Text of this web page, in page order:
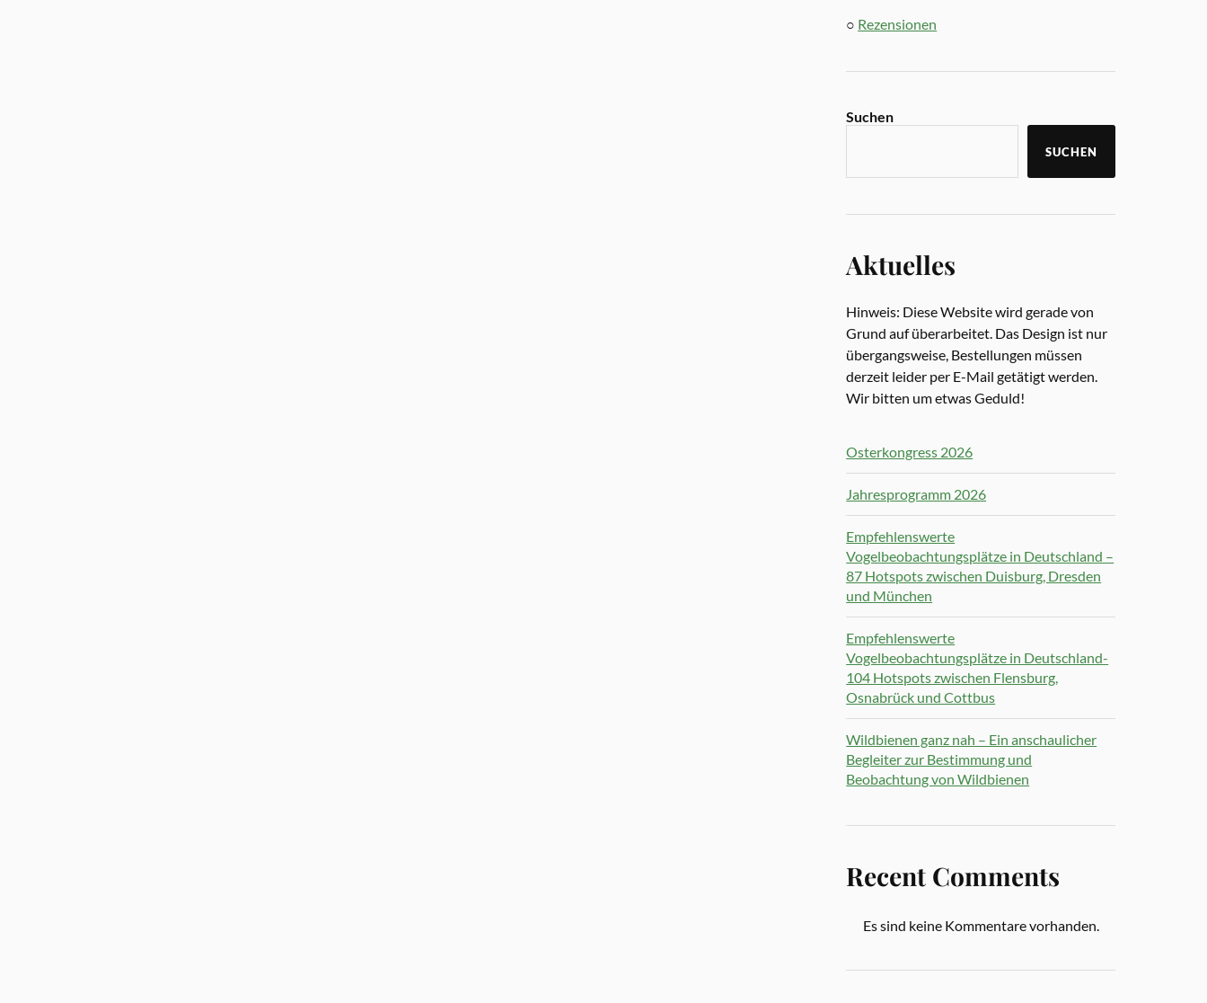
○ Rezensionen
Suchen
SUCHEN
Aktuelles
Hinweis: Diese Website wird gerade von
Grund auf überarbeitet. Das Design ist nur
übergangsweise, Bestellungen müssen
derzeit leider per E-Mail getätigt werden.
Wir bitten um etwas Geduld!
Osterkongress 2026
Jahresprogramm 2026
Empfehlenswerte
Vogelbeobachtungsplätze in Deutschland –
87 Hotspots zwischen Duisburg, Dresden
und München
Empfehlenswerte
Vogelbeobachtungsplätze in Deutschland-
104 Hotspots zwischen Flensburg,
Osnabrück und Cottbus
Wildbienen ganz nah – Ein anschaulicher
Begleiter zur Bestimmung und
Beobachtung von Wildbienen
Recent Comments
Es sind keine Kommentare vorhanden.